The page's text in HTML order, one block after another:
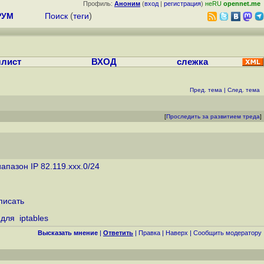
Профиль: Аноним (вход | регистрация) неRU opennet.me
Поиск (теги)
ВХОД слежка
Пред. тема | След. тема
[Проследить за развитием треда]
IP 82.119.xxx.0/24
для iptables
Высказать мнение | Ответить | Правка | Наверх | Cообщить модератору